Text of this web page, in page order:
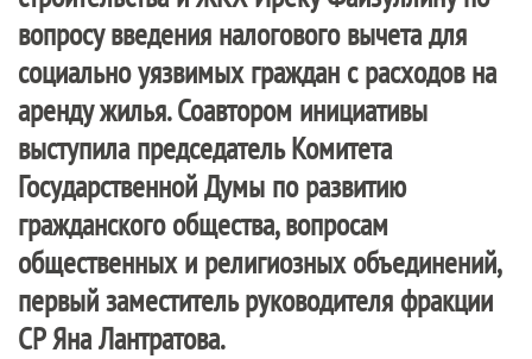
вопросу введения налогового вычета для
социально уязвимых граждан с расходов на
аренду жилья. Соавтором инициативы
выступила председатель Комитета
Государственной Думы по развитию
гражданского общества, вопросам
общественных и религиозных объединений,
первый заместитель руководителя фракции
СР Яна Лантратова.